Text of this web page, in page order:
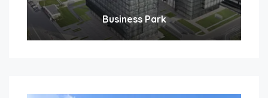
Business Park